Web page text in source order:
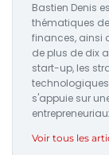
Bastien Denis
thématiques
finances, ainsi
de plus de dix
start-up, les
s'appuie sur
Voir tous les